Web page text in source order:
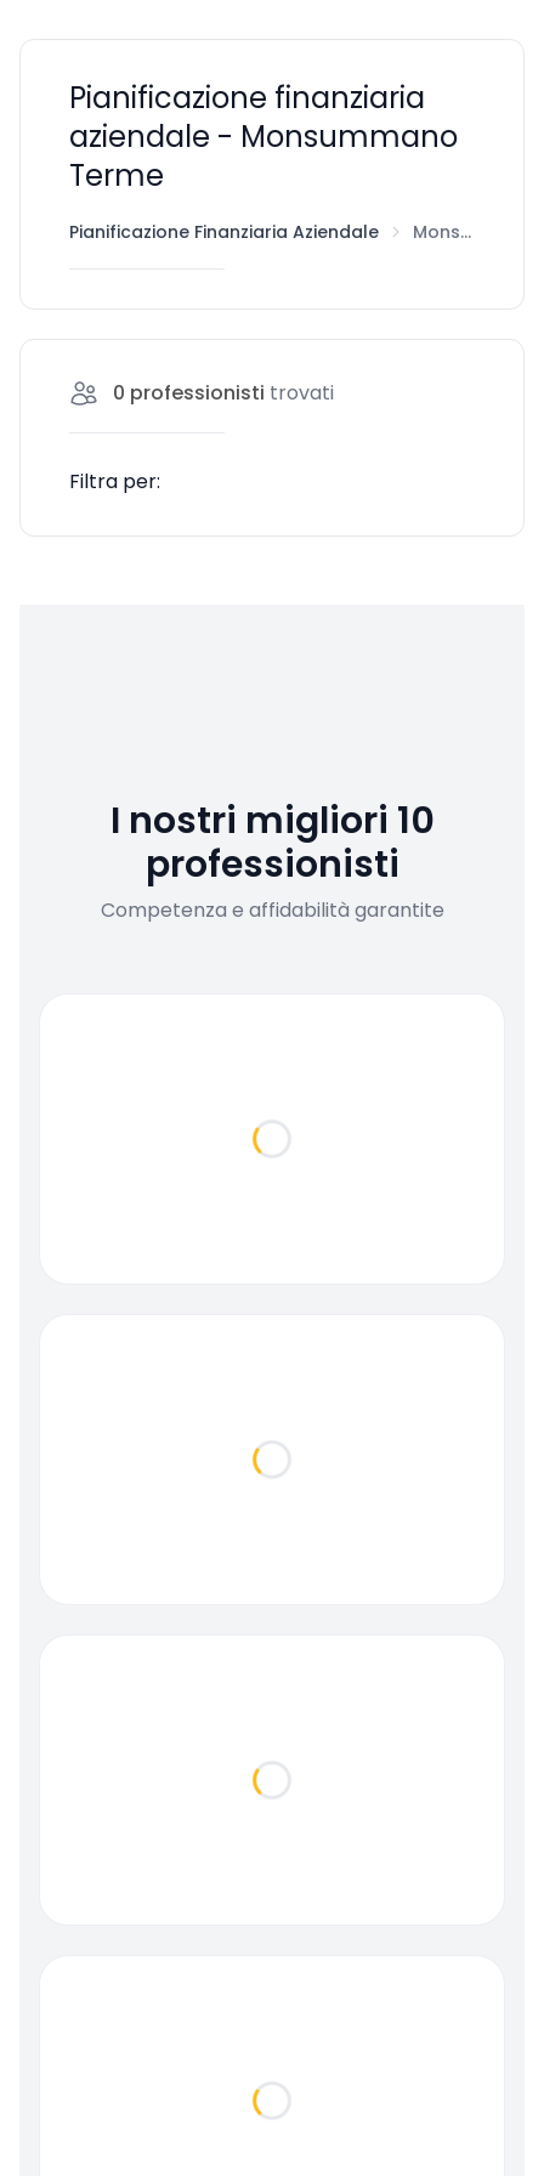
Pianificazione finanziaria
aziendale - Monsummano
Terme
Pianificazione Finanziaria Aziendale Monsummano Terme
0 professionisti trovati
Filtra per:
I nostri migliori 10
professionisti
Competenza e affidabilità garantite
Loading...
Loading...
Loading...
Loading...